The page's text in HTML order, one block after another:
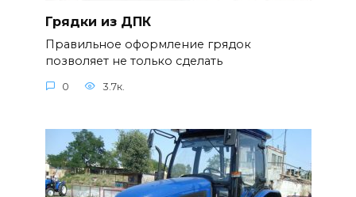
Грядки из ДПК
Правильное оформление грядок
позволяет не только сделать
0 3.7к.